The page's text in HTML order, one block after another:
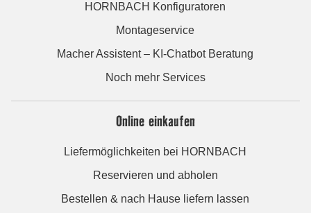
HORNBACH Konfiguratoren
Montageservice
Macher Assistent – KI-Chatbot Beratung
Noch mehr Services
Online einkaufen
Liefermöglichkeiten bei HORNBACH
Reservieren und abholen
Bestellen & nach Hause liefern lassen